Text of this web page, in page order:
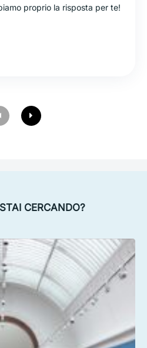
proprio la risposta per te!
CERCANDO?